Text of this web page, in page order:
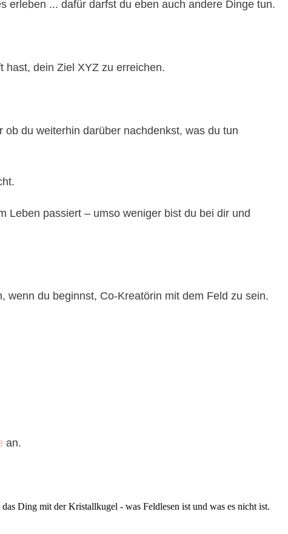
erleben ... dafür darfst du eben auch andere Dinge tun.
hast, dein Ziel XYZ zu erreichen.
du weiterhin darüber nachdenkst, was du tun
Leben passiert – umso weniger bist du bei dir und
du beginnst, Co-Kreatörin mit dem Feld zu sein.
an.